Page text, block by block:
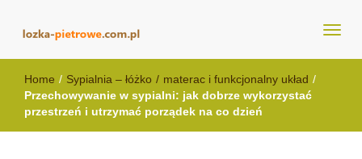
lozka-pietrowe.com.pl
Home / Sypialnia – łóżko / materac i funkcjonalny układ /
Przechowywanie w sypialni: jak dobrze wykorzystać
przestrzeń i utrzymać porządek na co dzień